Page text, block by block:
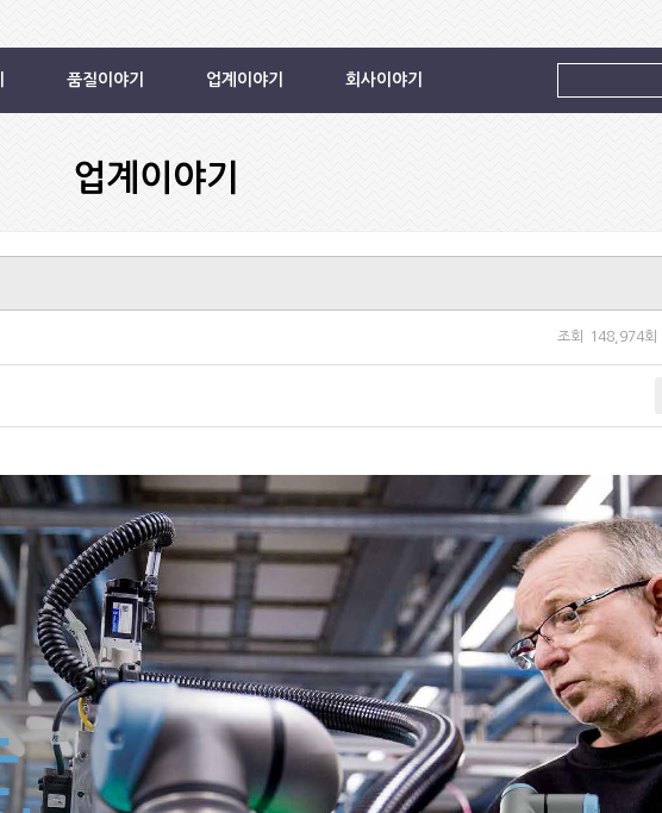
품질이야기 업계이야기 회사이야기
업계이야기
조회 148,974회